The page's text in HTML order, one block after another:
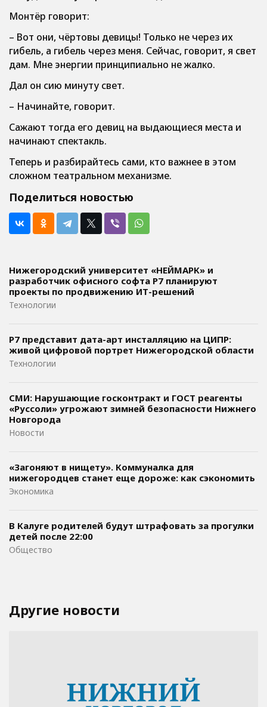
Монтёр говорит:
– Вот они, чёртовы девицы! Только не через их
гибель, а гибель через меня. Сейчас, говорит, я свет
дам. Мне энергии принципиально не жалко.
Дал он сию минуту свет.
– Начинайте, говорит.
Сажают тогда его девиц на выдающиеся места и
начинают спектакль.
Теперь и разбирайтесь сами, кто важнее в этом
сложном театральном механизме.
Поделиться новостью
Нижегородский университет «НЕЙМАРК» и
разработчик офисного софта P7 планируют
проекты по продвижению ИТ-решений
Технологии
Р7 представит дата-арт инсталляцию на ЦИПР:
живой цифровой портрет Нижегородской области
Технологии
СМИ: Нарушающие госконтракт и ГОСТ реагенты
«Руссоли» угрожают зимней безопасности Нижнего
Новгорода
Новости
«Загоняют в нищету». Коммуналка для
нижегородцев станет еще дороже: как сэкономить
Экономика
В Калуге родителей будут штрафовать за прогулки
детей после 22:00
Общество
Другие новости